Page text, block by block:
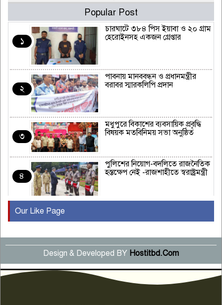
Popular Post
১
চারঘাটে ৩৮৪ পিস ইয়াবা ও ২০ গ্রাম
হেরোইনসহ একজন গ্রেপ্তার
২
পাবনায় মানববন্ধন ও প্রধানমন্ত্রীর
বরাবর স্মারকলিপি প্রদান
৩
মধুপুরে বিকাশের ব্যবসায়িক প্রবৃদ্ধি
বিষয়ক মতবিনিময় সভা অনুষ্ঠিত
৪
পুলিশের নিয়োগ-বদলিতে রাজনৈতিক
হস্তক্ষেপ নেই -রাজশাহীতে স্বরাষ্ট্রমন্ত্রী
৫
বছর পূর্তি উদযাপন
৬
সংবাদ সম্মেলনে অভিযোগ অস্বীকার
উদ্দেশ্য প্রণোদিত সংবাদ প্রকাশের
প্রতিবাদ নাজির হাসানের
Our Like Page
Design & Developed BY Hostitbd.Com